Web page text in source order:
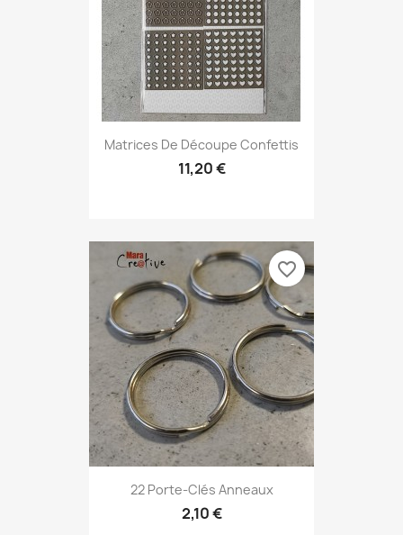
Matrices De Découpe Confettis
11,20 €
22 Porte-Clés Anneaux
2,10 €
favorite_border